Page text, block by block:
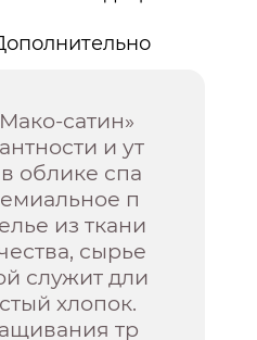
сатин»
и ут
облике спа
п
из ткани
сырье
служит дли
хлопок.
тр